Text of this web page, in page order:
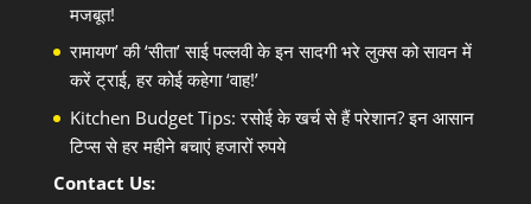
मजबूत!
रामायण’ की ‘सीता’ साई पल्लवी के इन सादगी भरे लुक्स को सावन में
करें ट्राई, हर कोई कहेगा ‘वाह!’
Kitchen Budget Tips: रसोई के खर्च से हैं परेशान? इन आसान
टिप्स से हर महीने बचाएं हजारों रुपये
Contact Us: